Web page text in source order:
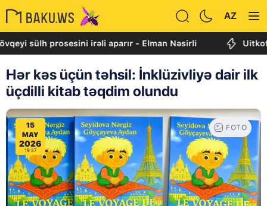
AZ
prosesini irəli aparır - Elman Nəsirli Uitkoff:
Hər kəs üçün təhsil: İnklüzivliyə dair ilk
üçdilli kitab təqdim olundu
15
MAY
2026
19:37
FOTO